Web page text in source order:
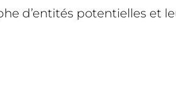
d’entités potentielles et